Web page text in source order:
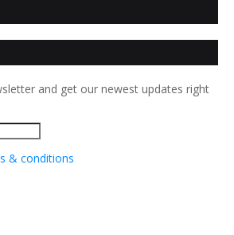
and get our newest updates right
& conditions